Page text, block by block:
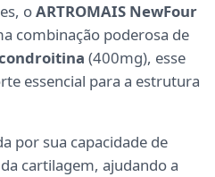
oARTROMAIS NewFour
combinação poderosa de
(400mg), esse
essencial para a estrutura
por sua capacidade de
cartilagem, ajudando a